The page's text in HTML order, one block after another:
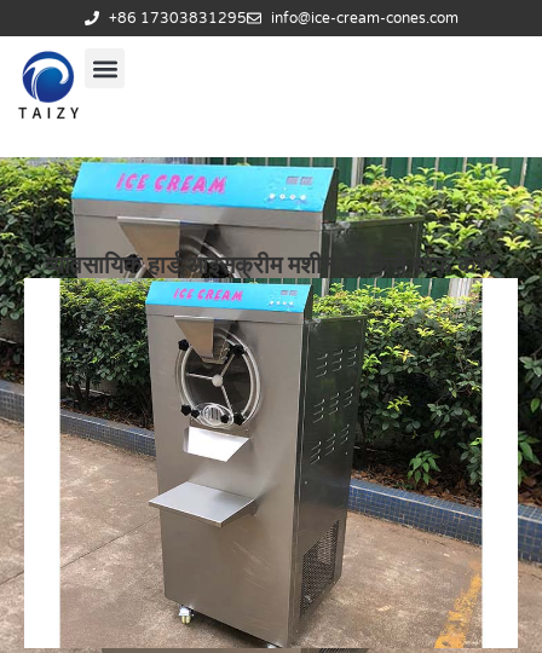
+86 17303831295 info@ice-cream-cones.com
व्यावसायिक हार्ड आइसक्रीम मशीन को कैसे साफ़ करें?